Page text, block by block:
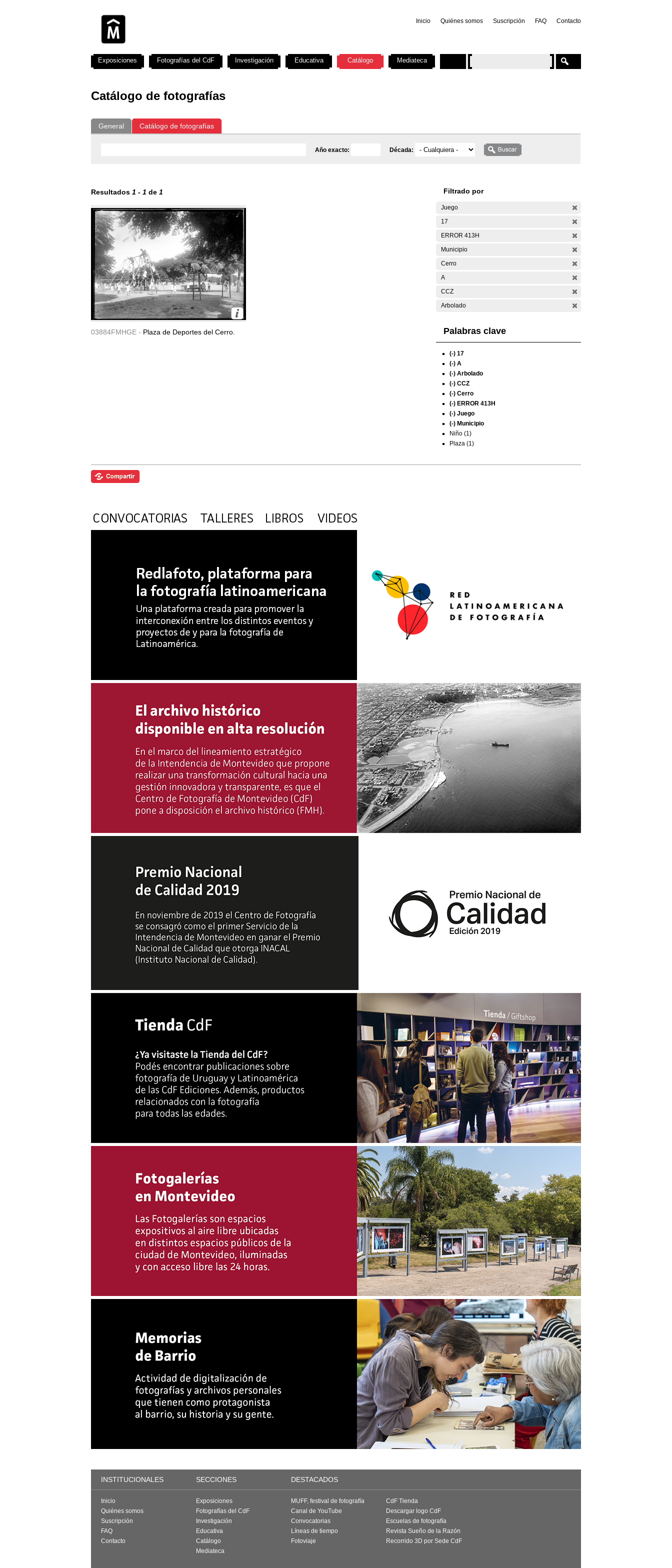
Inicio Quiénes somos Suscripción FAQ Contacto
Catálogo de fotografías
General Catálogo de fotografías
Año exacto: Década:
Resultados 1 - 1 de 1
03884FMHGE - Plaza de Deportes del Cerro.
Filtrado por
Juego
17
ERROR 413H
Municipio
Cerro
A
CCZ
Arbolado
Palabras clave
(-) 17
(-) A
(-) Arbolado
(-) CCZ
(-) Cerro
(-) ERROR 413H
(-) Juego
(-) Municipio
Niño (1)
Plaza (1)
Exposiciones Fotografías del CdF Investigación Educativa Catálogo Mediateca
INSTITUCIONALES SECCIONES DESTACADOS
Inicio
Quiénes somos
Suscripción
FAQ
Contacto
Exposiciones
Fotografías del CdF
Investigación
Educativa
Catálogo
Mediateca
MUFF, festival de fotografía
Canal de YouTube
Convocatorias
Líneas de tiempo
Fotoviaje
CdF Tienda
Descargar logo CdF
Escuelas de fotografía
Revista Sueño de la Razón
Recorrido 3D por Sede CdF